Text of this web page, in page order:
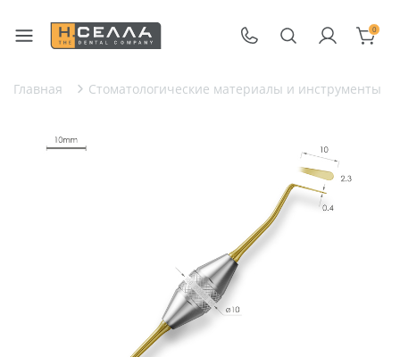
0
Главная Стоматологические материалы и инструменты